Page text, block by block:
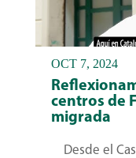
centros de
migrada
Desde el
OCT 7, 2024